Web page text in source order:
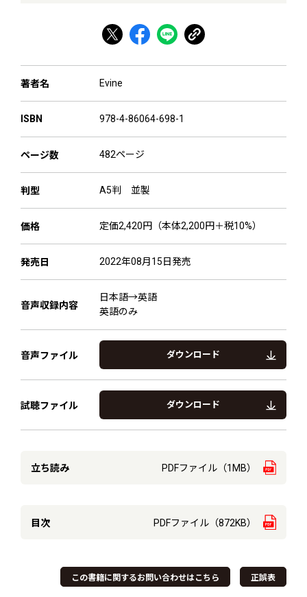
著者名 Evine
ISBN 978-4-86064-698-1
ページ数 482ページ
判型 A5判 並製
価格 定価2,420円（本体2,200円＋税10%）
発売日 2022年08月15日発売
音声収録内容
日本語→英語
英語のみ
音声ファイル ダウンロード
試聴ファイル ダウンロード
立ち読み PDFファイル（1MB）
目次 PDFファイル（872KB）
この書籍に関するお問い合わせはこちら 正誤表